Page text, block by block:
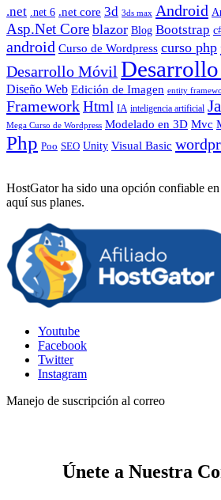
.net .net 6 .net core 3d 3ds max Android
Asp.Net Core blazor Blog Bootstrap
android Curso de Wordpress curso php
Desarrollo Móvil
Diseño Web Edición de Imagen entity
FrameworkHtml IA inteligencia artificial
Mega Curso de Wordpress Modelado en 3D Mvc
Php Poo SEO Unity Visual Basic
HostGator ha sido una opción confiable
aquí sus planes.
Youtube
Facebook
Twitter
Instagram
Manejo de suscripción al correo
Únete a Nuestra